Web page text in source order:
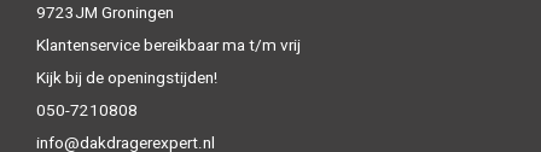
9723JM Groningen
Klantenservice bereikbaar ma t/m vrij
Kijk bij de openingstijden!
050-7210808
info@dakdragerexpert.nl